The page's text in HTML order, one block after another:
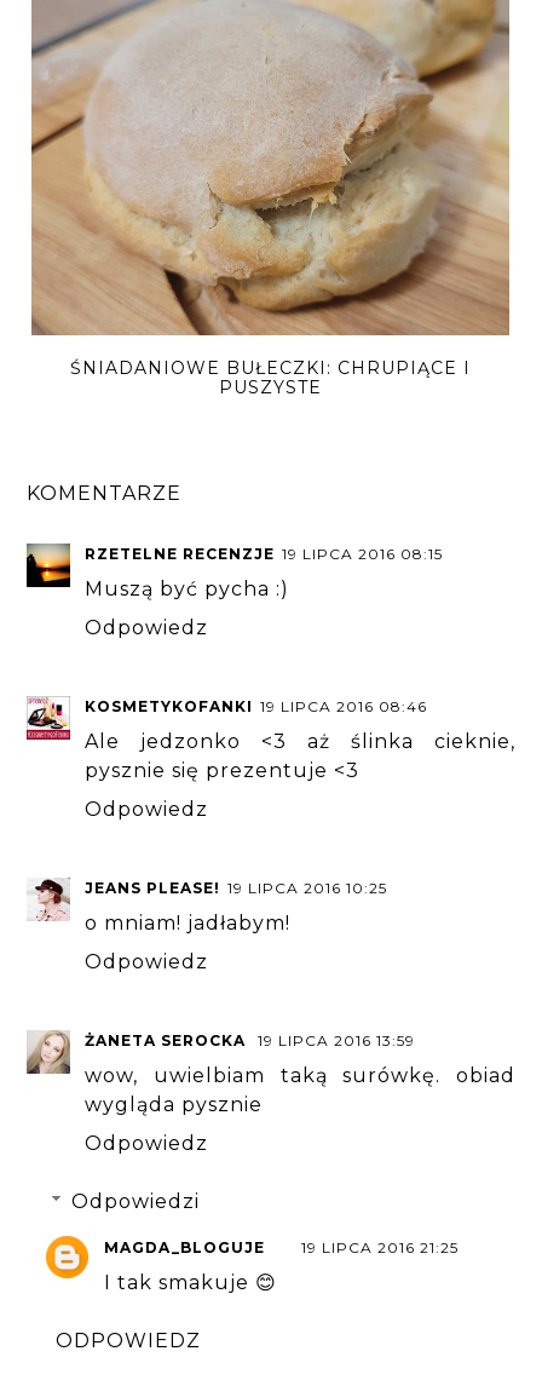
ŚNIADANIOWE BUŁECZKI: CHRUPIĄCE I
PUSZYSTE
KOMENTARZE
RZETELNE RECENZJE 19 LIPCA 2016 08:15
Muszą być pycha :)
Odpowiedz
KOSMETYKOFANKI 19 LIPCA 2016 08:46
Ale jedzonko <3 aż ślinka cieknie,
pysznie się prezentuje <3
Odpowiedz
JEANS PLEASE! 19 LIPCA 2016 10:25
o mniam! jadłabym!
Odpowiedz
ŻANETA SEROCKA 19 LIPCA 2016 13:59
wow, uwielbiam taką surówkę. obiad
wygląda pysznie
Odpowiedz
Odpowiedzi
MAGDA_BLOGUJE 19 LIPCA 2016 21:25
I tak smakuje 😊
ODPOWIEDZ